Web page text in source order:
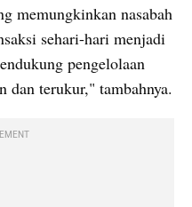
memungkinkan nasabah
sehari-hari menjadi
pengelolaan
dan terukur," tambahnya.